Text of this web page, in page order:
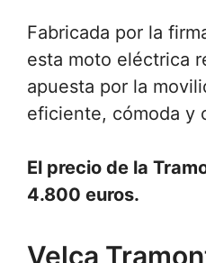
Fabricada por la
esta moto eléctrica
apuesta por la
eficiente, cómoda y
El precio de la
4.800 euros.
Velca